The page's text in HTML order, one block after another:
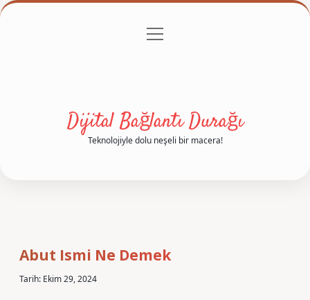
Gizlilik Politikası
menüyü
Dijital Bağlantı Durağı
Teknolojiyle dolu neşeli bir macera!
Abut Ismi Ne Demek
Tarih: Ekim 29, 2024